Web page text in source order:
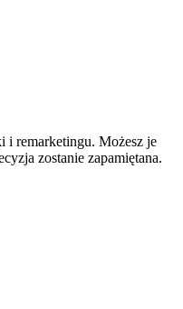
remarketingu. Możesz je
zostanie zapamiętana.